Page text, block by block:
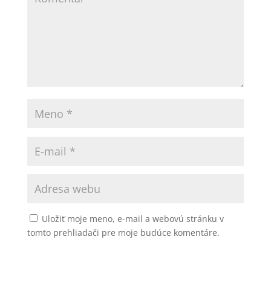
Uložiť moje meno, e-mail a webovú stránku v
tomto prehliadači pre moje budúce komentáre.